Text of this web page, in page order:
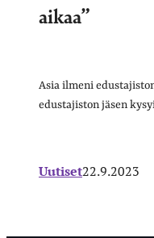
aikaa”
Asia ilmeni
edustajiston jäsen
Uutiset22.9.2023